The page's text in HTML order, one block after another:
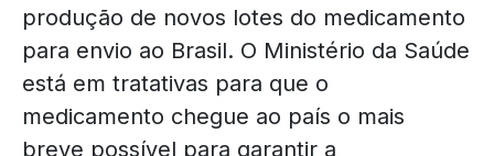
produção de novos lotes do medicamento
para envio ao Brasil. O Ministério da Saúde
está em tratativas para que o
medicamento chegue ao país o mais
breve possível para garantir a